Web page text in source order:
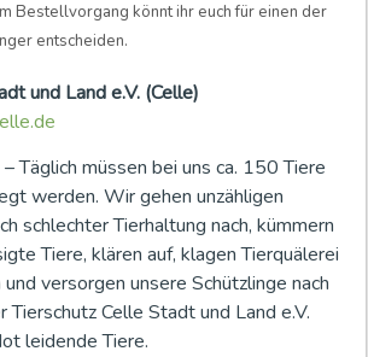
Bestellvorgang könnt ihr euch für einen der
entscheiden.
und Land e.V. (Celle)
Täglich müssen bei uns ca. 150 Tiere
werden. Wir gehen unzähligen
schlechter Tierhaltung nach, kümmern
Tiere, klären auf, klagen Tierquälerei
versorgen unsere Schützlinge nach
Celle Stadt und Land e.V.
leidende Tiere.